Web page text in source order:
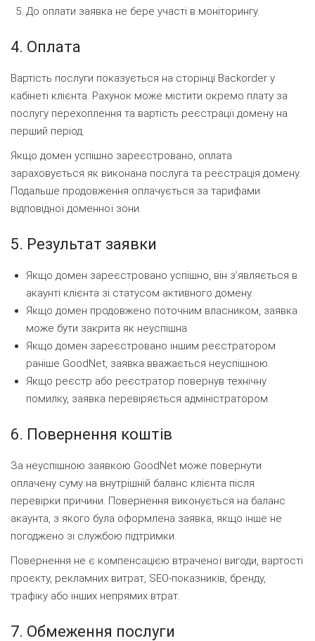
До оплати заявка не бере участі в моніторингу.
4. Оплата
Вартість послуги показується на сторінці Backorder у
кабінеті клієнта. Рахунок може містити окремо плату за
послугу перехоплення та вартість реєстрації домену на
перший період.
Якщо домен успішно зареєстровано, оплата
зараховується як виконана послуга та реєстрація домену.
Подальше продовження оплачується за тарифами
відповідної доменної зони.
5. Результат заявки
Якщо домен зареєстровано успішно, він зʼявляється в
акаунті клієнта зі статусом активного домену.
Якщо домен продовжено поточним власником, заявка
може бути закрита як неуспішна.
Якщо домен зареєстровано іншим реєстратором
раніше GoodNet, заявка вважається неуспішною.
Якщо реєстр або реєстратор повернув технічну
помилку, заявка перевіряється адміністратором.
6. Повернення коштів
За неуспішною заявкою GoodNet може повернути
оплачену суму на внутрішній баланс клієнта після
перевірки причини. Повернення виконується на баланс
акаунта, з якого була оформлена заявка, якщо інше не
погоджено зі службою підтримки.
Повернення не є компенсацією втраченої вигоди, вартості
проєкту, рекламних витрат, SEO-показників, бренду,
трафіку або інших непрямих втрат.
7. Обмеження послуги